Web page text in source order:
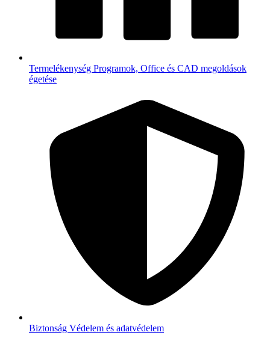
Termelékenység Programok, Office és CAD megoldások
égetése
Biztonság Védelem és adatvédelem